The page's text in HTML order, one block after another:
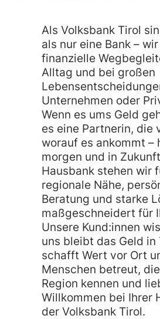
Als Volksbank Tirol
als nur eine Bank –
finanzielle
Alltag und bei großen
Unternehmen oder
Wenn es ums Geld
es eine Partnerin, die
worauf es ankommt –
morgen und in
Hausbank stehen wir
regionale Nähe,
Beratung und starke
maßgeschneidert für
Unsere Kund:innen
uns bleibt das Geld in
schafft Wert vor Ort
Menschen betreut,
Region kennen und
Willkommen bei Ihrer
der Volksbank Tirol.